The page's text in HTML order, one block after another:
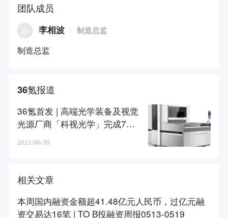
团队成员
李相波 制造总监
制造总监
36氪报道
36氪首发 | 高端光学装备及视觉
光源厂商「科视光学」完成750
2021-06-30
相关文章
本周国内融资金额超41.48亿元人民币，过亿元融
资交易达16笔 | TO B投融资周报0513-0519